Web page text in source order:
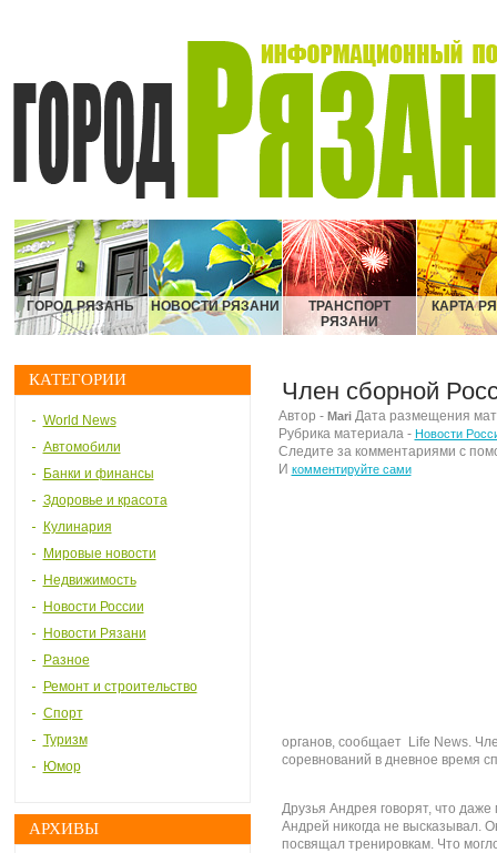
ГОРОД РЯЗАНЬ НОВОСТИ РЯЗАНИ
ТРАНСПОРТ
РЯЗАНИ
КАРТА
КАТЕГОРИИ
World News
Автомобили
Банки и финансы
Здоровье и красота
Кулинария
Мировые новости
Недвижимость
Новости России
Новости Рязани
Разное
Ремонт и строительство
Спорт
Туризм
Юмор
АРХИВЫ
Член сборной
Автор - MariДата размещения
Рубрика материала - Новости
Следите за комментариями с
И комментируйте сами
органов, сообщает Life News.
соревнований в дневное время
Друзья Андрея говорят, что
Андрей никогда не высказывал.
посвящал тренировкам. Что